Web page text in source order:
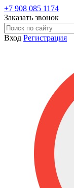
+7 908 085 1174
Заказать звонок
Вход Регистрация